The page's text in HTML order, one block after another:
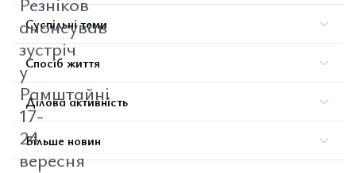
анонсував
зустріч
у
Рамштайні
17-
24
вересня
Суспільні теми
Спосіб життя
Ділова активність
Більше новин